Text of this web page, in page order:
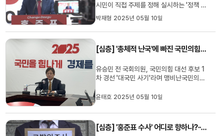
시민이 직접 주제를 정해 실시하는 '정책 토
론 청구 제도'가 있습니다.주민들이 지자체
장을 상대로 지자체의 주요 정책에 대한 의
견을 공개적으로 제시하고, 이를 논의하기
업입니다. 지난 2008년 김범일 전 시장 재
박재형 2025년 05월 10일
[심층] '총체적 난국'에 빠진 국민의힘···유승민의 한 달 전 발언 다시 봤더니
유승민 전 국회의원, 국민의힘 대선 후보 1
차 경선 '대국민 사기'라며 맹비난국민의힘
대구시당에서 긴급 기자회견을 열었습니
이 된 국민의힘 대선 후보 1차 경선을 목전
에 둔 시점이었는데요.유 전 의원은 기자회
견에서 작심한 듯 당 지...
윤태호 2025년 05월 10일
[심층] '홍준표 수사' 어디로 향하나?···고발인 "수사 의지 없어" 대구경찰청 "철저히 수사"